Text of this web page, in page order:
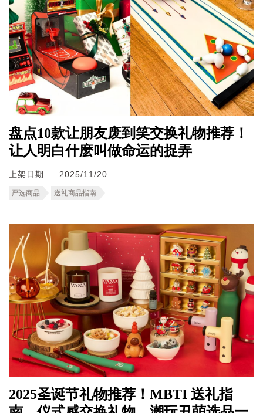
盘点10款让朋友废到笑交换礼物推荐！
让人明白什麽叫做命运的捉弄
上架日期 2025/11/20
严选商品 送礼商品指南
2025圣诞节礼物推荐！MBTI 送礼指